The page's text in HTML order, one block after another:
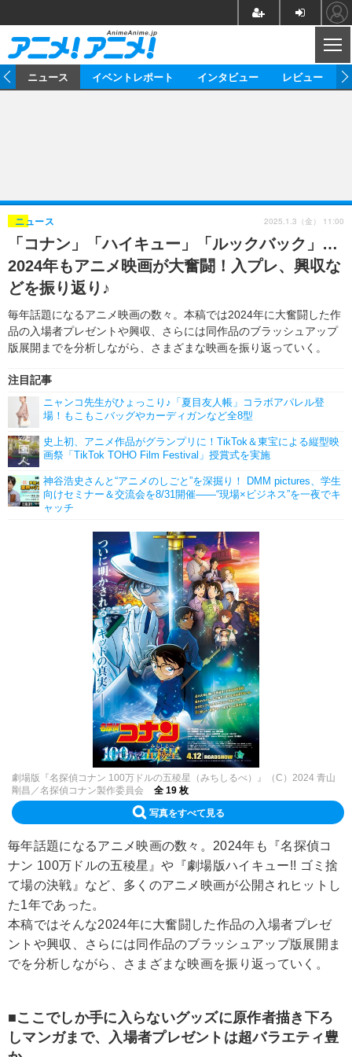
ゲーム グッズ
イベント 海外
海外イベント ビジネス
俳優・タレント アーティスト
ビジネス
アニメ 実写
書評 イベント
ゲーム 座談会
動画
アニメ
アニメ！アニメ！TV ABEMA Cafe
連載・コラム
ニュース イベントレポート インタビュー レビュー
「コナン」「ハイキュー」「ルックバック」…
2024年もアニメ映画が大奮闘！入プレ、興収な
どを振り返り♪
毎年話題になるアニメ映画の数々。本稿では2024年に大奮闘した作
品の入場者プレゼントや興収、さらには同作品のブラッシュアップ
版展開までを分析しながら、さまざまな映画を振り返っていく。
ニュース
注目記事
ニャンコ先生がひょっこり♪「夏目友人帳」コラボアパレル登
場！もこもこバッグやカーディガンなど全8型
史上初、アニメ作品がグランプリに！TikTok＆東宝による縦型映
画祭「TikTok TOHO Film Festival」授賞式を実施
神谷浩史さんと“アニメのしごと”を深掘り！ DMM pictures、学生
向けセミナー＆交流会を8/31開催――“現場×ビジネス”を一夜でキ
ャッチ
2025.1.3（金） 11:00
劇場版『名探偵コナン 100万ドルの五稜星（みちしるべ）』（C）2024 青山
剛昌／名探偵コナン製作委員会
全 19 枚
写真をすべて見る
毎年話題になるアニメ映画の数々。2024年も『名探偵コ
ナン 100万ドルの五稜星』や『劇場版ハイキュー!! ゴミ捨
て場の決戦』など、多くのアニメ映画が公開されヒットし
た1年であった。
本稿ではそんな2024年に大奮闘した作品の入場者プレゼ
ントや興収、さらには同作品のブラッシュアップ版展開ま
でを分析しながら、さまざまな映画を振り返っていく。
■ここでしか手に入らないグッズに原作者描き下ろ
しマンガまで、入場者プレゼントは超バラエティ豊